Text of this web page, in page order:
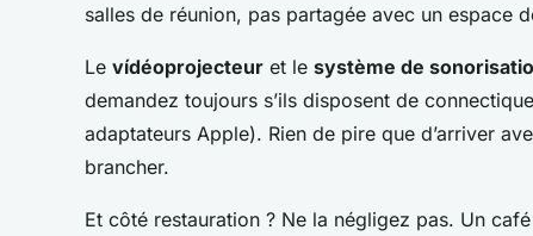
salles de réunion, pas partagée avec un espace
Le vídéoprojecteur et le système de
demandez toujours s’ils disposent de
adaptateurs Apple). Rien de pire que d’arriver
brancher.
Et côté restauration ? Ne la négligez pas. Un